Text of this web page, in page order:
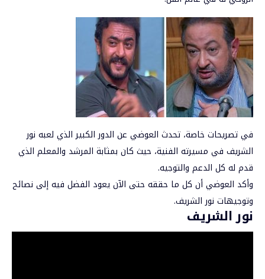
في تصريحات خاصة، تحدث العوضي عن الدور الكبير الذي لعبه نور
الشريف في مسيرته الفنية، حيث كان بمثابة المرشد والمعلم الذي
قدم له كل الدعم والتوجيه.
وأكد العوضي أن كل ما حققه حتى الآن يعود الفضل فيه إلى نصائح
وتوجيهات نور الشريف.
نور الشريف